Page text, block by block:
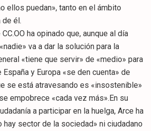
ellos puedan», tanto en el ámbito
de él.
ha opinado que, aunque al día
va a dar la solución para la
«tiene que servir» de «medio» para
y Europa «se den cuenta» de
se está atravesando es «insostenible»
empobrece «cada vez más».En su
a participar en la huelga, Arce ha
hay sector de la sociedad» ni ciudadano